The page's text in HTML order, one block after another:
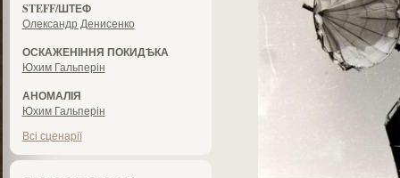
STEFF/ШТЕФ
Олександр Денисенко
ОСКАЖЕНІННЯ ПОКИДѢКА
Юхим Гальперін
АНОМАЛІЯ
Юхим Гальперін
Всі сценарії